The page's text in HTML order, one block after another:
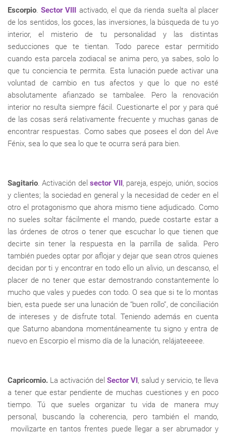
Escorpio .Sector VIII activado, el que da rienda suelta al placer
de los sentidos, los goces, las inversiones, la búsqueda de tu yo
interior, el misterio de tu personalidad y las distintas
seducciones que te tientan. Todo parece estar permitido
cuando esta parcela zodiacal se anima pero, ya sabes, solo lo
que tu conciencia te permita. Esta lunación puede activar una
voluntad de cambio en tus afectos y que lo que no esté
absolutamente afianzado se tambalee. Pero la renovación
interior no resulta siempre fácil. Cuestionarte el por y para qué
de las cosas será relativamente frecuente y muchas ganas de
encontrar respuestas. Como sabes que posees el don del Ave
Fénix, sea lo que sea lo que te ocurra será para bien.
Sagitario . Activación delsector VII, pareja, espejo, unión, socios
y clientes; la sociedad en general y la necesidad de ceder en el
otro el protagonismo que ahora mismo tiene adjudicado. Como
no sueles soltar fácilmente el mando, puede costarte estar a
las órdenes de otros o tener que escuchar lo que tienen que
decirte sin tener la respuesta en la parrilla de salida. Pero
también puedes optar por aflojar y dejar que sean otros quienes
decidan por ti y encontrar en todo ello un alivio, un descanso, el
placer de no tener que estar demostrando constantemente lo
mucho que vales y puedes con todo. O sea que si te lo montas
bien, esta puede ser una lunación de “buen rollo”, de conciliación
de intereses y de disfrute total. Teniendo además en cuenta
que Saturno abandona momentáneamente tu signo y entra de
nuevo en Escorpio el mismo día de la lunación, relájateeeee.
Capricornio. La activación del Sector VI, salud y servicio, te lleva
a tener que estar pendiente de muchas cuestiones y en poco
tiempo. Tú que sueles organizar tu vida de manera muy
personal, buscando la coherencia, pero también el mando,
movilizarte en tantos frentes puede llegar a ser abrumador y